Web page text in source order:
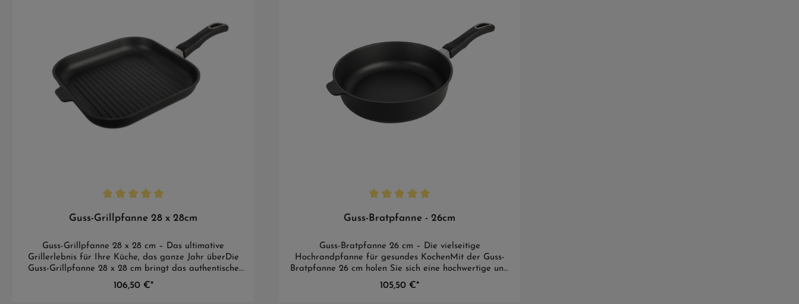
Guss-Grillpfanne 28 x 28cm
Guss-Grillpfanne 28 x 28 cm – Das ultimative
Grillerlebnis für Ihre Küche, das ganze Jahr überDie
Guss-Grillpfanne 28 x 28 cm bringt das authentische
Grillerlebnis direkt in Ihre Küche, zu jeder Jahreszeit.
Ob Sie im Sommer Grillen lieben oder im Winter das
106,50 €*
Guss-Bratpfanne - 26cm
Guss-Bratpfanne 26 cm – Die vielseitige
Hochrandpfanne für gesundes KochenMit der Guss-
Bratpfanne 26 cm holen Sie sich eine hochwertige und
vielseitige Pfanne in Ihre Küche, die für
gesundheitsbewusste Genießer entwickelt wurde. Dank
105,50 €*